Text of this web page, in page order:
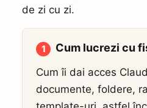
de zi cu zi.
1 Cum lucrezi cu
Cum îi dai acces
documente, foldere,